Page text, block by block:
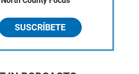
SUSCRÍBETE